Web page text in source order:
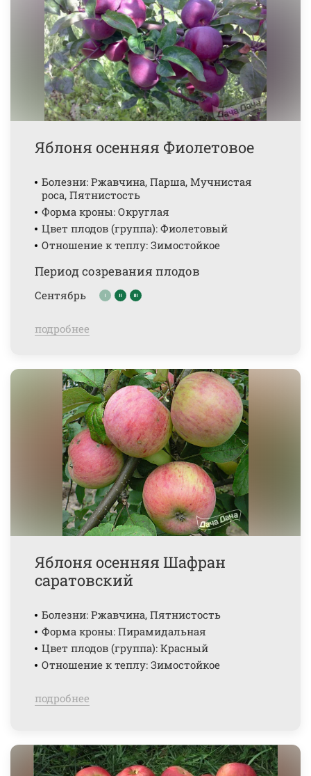
Яблоня осенняя Фиолетовое
Болезни: Ржавчина, Парша, Мучнистая
роса, Пятнистость
Форма кроны: Округлая
Цвет плодов (группа): Фиолетовый
Отношение к теплу: Зимостойкое
Период созревания плодов
Сентябрь
подробнее
Яблоня осенняя Шафран
саратовский
Болезни: Ржавчина, Пятнистость
Форма кроны: Пирамидальная
Цвет плодов (группа): Красный
Отношение к теплу: Зимостойкое
подробнее